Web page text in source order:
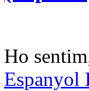
Ho
Espanyol